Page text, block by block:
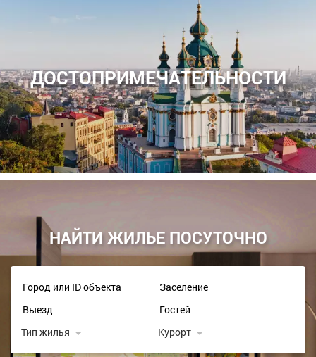
ДОСТОПРИМЕЧАТЕЛЬНОСТИ
НАЙТИ ЖИЛЬЕ ПОСУТОЧНО
Тип жилья Курорт